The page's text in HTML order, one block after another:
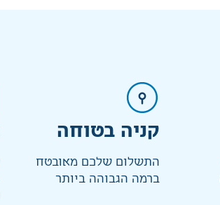
קניה בטוחה
התשלום שלכם מאובטח
ברמה הגבוהה ביותר